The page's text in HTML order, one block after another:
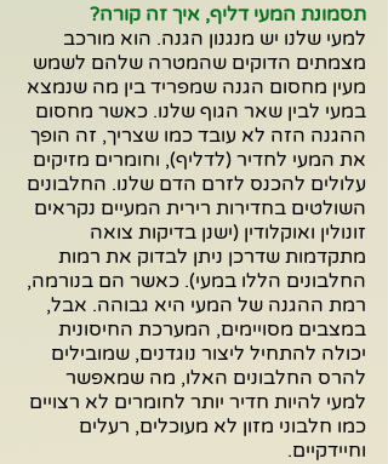
תסמונת המעי דליף, איך זה קורה?
למעי שלנו יש מנגנון הגנה. הוא מורכב
מצמתים הדוקים שהמטרה שלהם לשמש
מעין מחסום הגנה שמפריד בין מה שנמצא
במעי לבין שאר הגוף שלנו. כאשר מחסום
ההגנה הזה לא עובד כמו שצריך, זה הופך
את המעי לחדיר (לדליף), וחומרים מזיקים
עלולים להכנס לזרם הדם שלנו. החלבונים
השולטים בחדירות רירית המעיים נקראים
זונולין ואוקלודין (ישנן בדיקות צואה
מתקדמות שדרכן ניתן לבדוק את רמות
החלבונים הללו במעי). כאשר הם בנורמה,
רמת ההגנה של המעי היא גבוהה. אבל,
במצבים מסויימים, המערכת החיסונית
יכולה להתחיל ליצור נוגדנים, שמובילים
להרס החלבונים האלו, מה שמאפשר
למעי להיות חדיר יותר לחומרים לא רצויים
כמו חלבוני מזון לא מעוכלים, רעלים
וחיידקיים.